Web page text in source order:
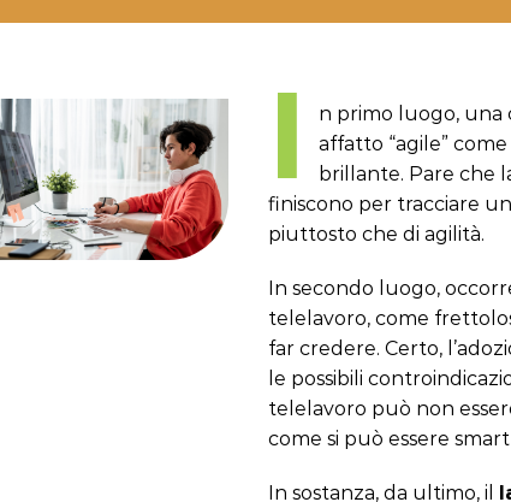
I n primo luogo, una
affatto “agile”
brillante. Pare che
finiscono per tracciare
piuttosto che di agilità.
In secondo luogo,
telelavoro, come
far credere. Certo,
le possibili
telelavoro può non
come si può essere
In sostanza, da ultimo, il